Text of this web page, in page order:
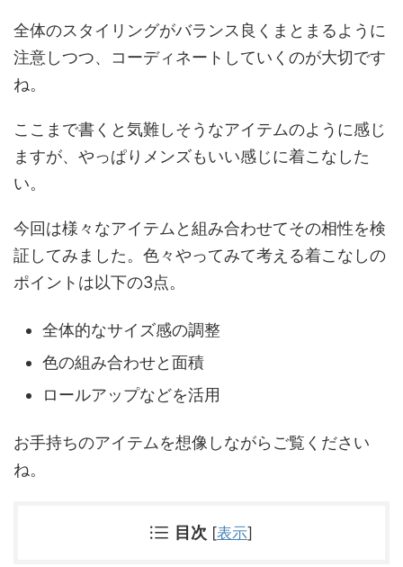
全体のスタイリングがバランス良くまとまるように
注意しつつ、コーディネートしていくのが大切です
ね。
ここまで書くと気難しそうなアイテムのように感じ
ますが、やっぱりメンズもいい感じに着こなした
い。
今回は様々なアイテムと組み合わせてその相性を検
証してみました。色々やってみて考える着こなしの
ポイントは以下の3点。
全体的なサイズ感の調整
色の組み合わせと面積
ロールアップなどを活用
お手持ちのアイテムを想像しながらご覧ください
ね。
目次 [表示]